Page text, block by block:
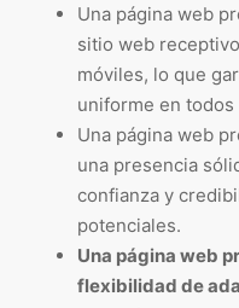
Una página web
sitio web
móviles, lo que
uniforme en
Una página web
una presencia
confianza y
potenciales.
Una página web
flexibilidad de